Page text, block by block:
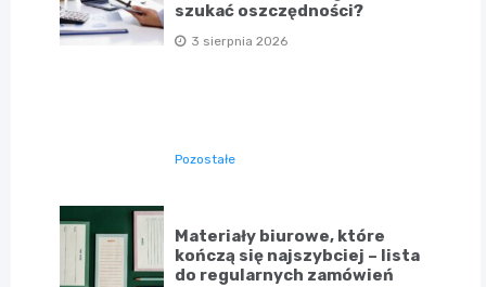
szukać oszczędności?
3 sierpnia 2026
Pozostałe
Materiały biurowe, które
kończą się najszybciej – lista
do regularnych zamówień